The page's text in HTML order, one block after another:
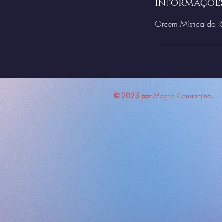
Ordem Mística do
© 2023 porMagno Constantino.